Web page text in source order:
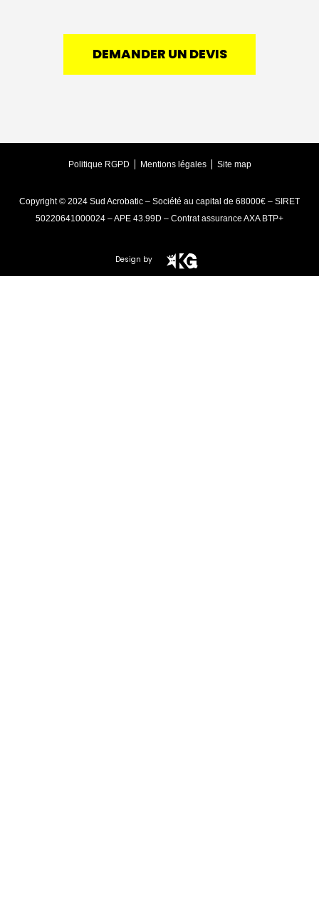
DEMANDER UN DEVIS
Politique RGPD Mentions légales Site map
Copyright © 2024 Sud Acrobatic – Société au capital de 68000€ – SIRET
50220641000024 – APE 43.99D – Contrat assurance AXA BTP+
Design by